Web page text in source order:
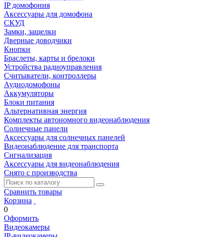
IP домофония
Аксессуары для домофона
СКУД
Замки, защелки
Дверные доводчики
Кнопки
Браслеты, карты и брелоки
Устройства радиоуправления
Считыватели, контроллеры
Аудиодомофоны
Аккумуляторы
Блоки питания
Альтернативная энергия
Комплекты автономного видеонаблюдения
Солнечные панели
Аксессуары для солнечных панелей
Видеонаблюдение для транспорта
Сигнализация
Аксессуары для видеонаблюдения
Снято с производства
Сравнить товары
Корзина
0
Оформить
Видеокамеры